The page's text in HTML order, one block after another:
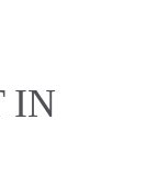
IN